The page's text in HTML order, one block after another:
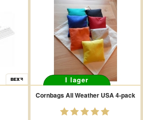
I lager
Cornbags All Weather USA 4-pack